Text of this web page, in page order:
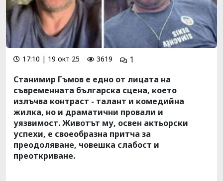
17:10 | 19 окт 25 3619
1
Станимир Гъмов е едно от лицата на
съвременната българска сцена, което
излъчва контраст - талант и комедийна
жилка, но и драматични провали и
уязвимост. Животът му, освен актьорски
успехи, е своеобразна притча за
преодоляване, човешка слабост и
преоткриване.